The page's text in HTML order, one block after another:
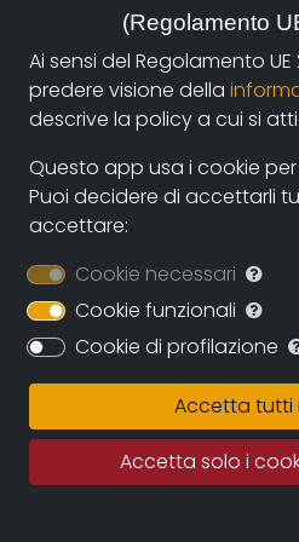
autori e i fruitori attraverso la
streaming on-line e
cinematografiche e circuiti
diretta con gli autori
ampliamento dell’archivio
assicurando una proposta
multiculturale.
illimitato in cui conservare le
dei suoi obiettivi principali la
memoria del documentario
quindi della memoria per
Fatto salvo il rigoroso rispetto
questo grande archivio
importante per studiosi,
(Regolamento
Ai sensi del Regolamento
predere visione della
descrive la policy a cui si
Questo app usa i cookie
Puoi decidere di accettarli
accettare:
Cookie necessari
Cookie funzionali
Cookie di profilazione
Accetta tutti
Accetta solo i